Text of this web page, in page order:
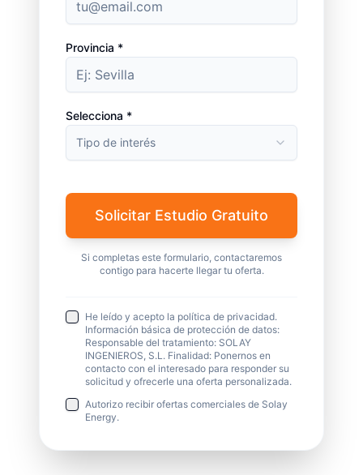
Provincia *
Selecciona *
Tipo de interés
Solicitar Estudio Gratuito
Si completas este formulario, contactaremos
contigo para hacerte llegar tu oferta.
He leído y acepto la política de privacidad.
Información básica de protección de datos:
Responsable del tratamiento: SOLAY
INGENIEROS, S.L. Finalidad: Ponernos en
contacto con el interesado para responder su
solicitud y ofrecerle una oferta personalizada.
Autorizo recibir ofertas comerciales de Solay
Energy.